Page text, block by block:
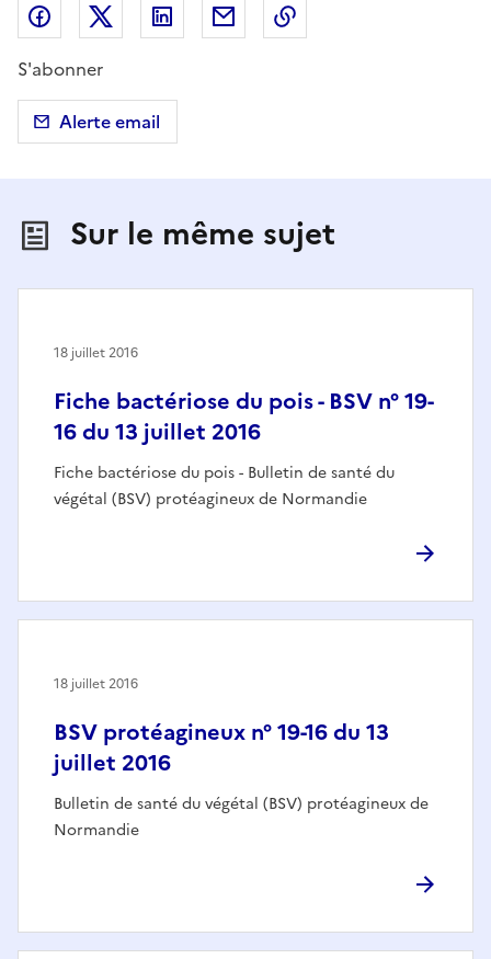
Partager sur Facebook
Partager sur X (anciennement Twitter)
Partager sur LinkedIn
Partager par email
S'abonner
Alerte email
Sur le même sujet
Fiche bactériose du pois - BSV n° 19-
16 du 13 juillet 2016
Fiche bactériose du pois - Bulletin de santé du
végétal (BSV) protéagineux de Normandie
18 juillet 2016
BSV protéagineux n° 19-16 du 13
juillet 2016
Bulletin de santé du végétal (BSV) protéagineux de
Normandie
18 juillet 2016